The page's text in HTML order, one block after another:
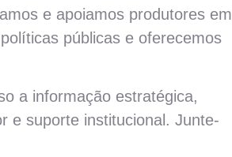
e apoiamos produtores em
públicas e oferecemos
a informação estratégica,
e suporte institucional. Junte-